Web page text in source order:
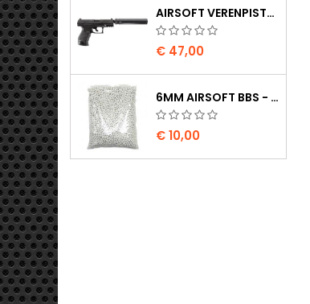
AIRSOFT VERENPISTOOL WALTHER PPQ NAVY MET GELUIDDEMPER
€ 47,00
6MM AIRSOFT BBS - 2000 STUKS, 0,20G, HOGE KWALITEIT
€ 10,00